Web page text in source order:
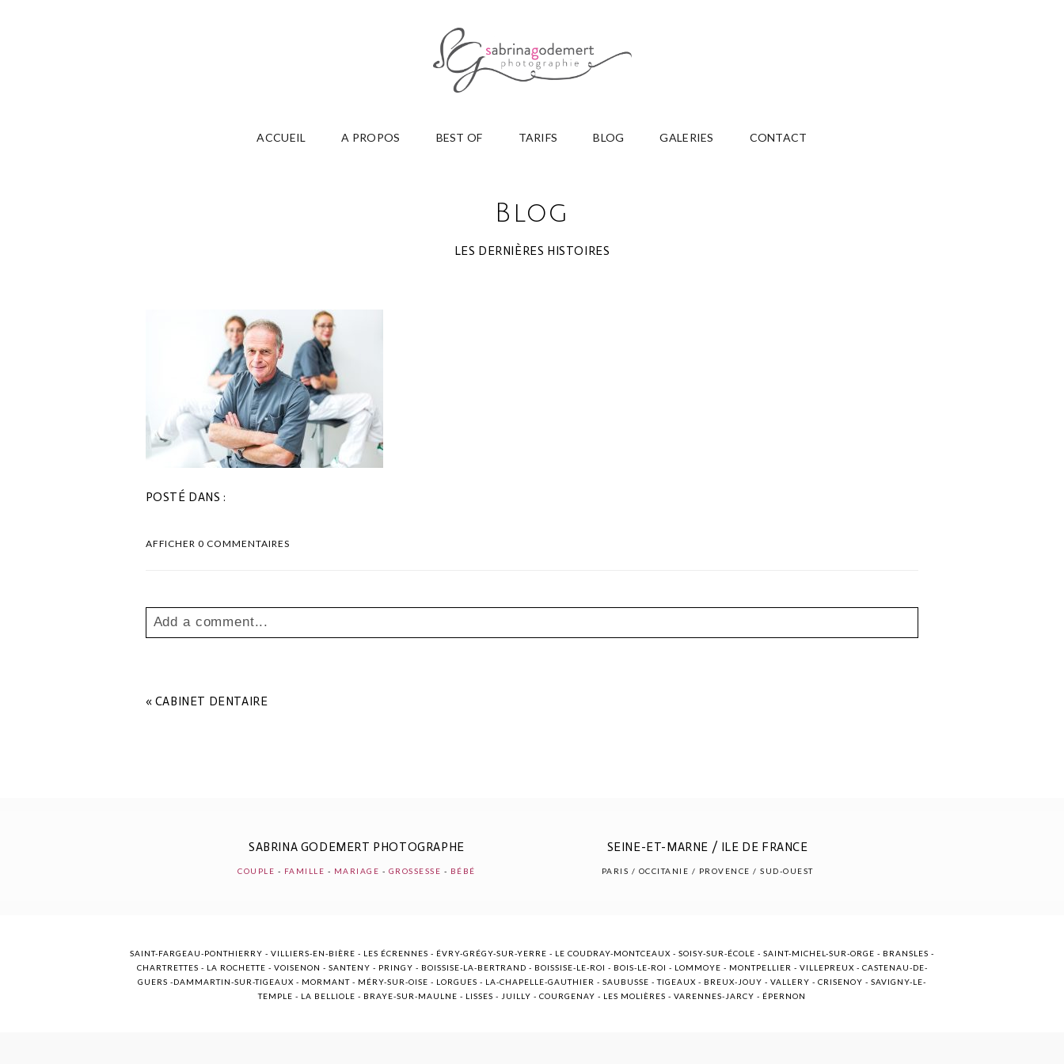
ACCUEIL A PROPOS BEST OF TARIFS BLOG GALERIES CONTACT
Blog
LES DERNIÈRES HISTOIRES
POSTÉ DANS :
AFFICHER0 COMMENTAIRES
Add a comment...
« CABINET DENTAIRE
SABRINA GODEMERT PHOTOGRAPHE
COUPLE - FAMILLE - MARIAGE - GROSSESSE - BÉBÉ
SEINE-ET-MARNE / ILE DE FRANCE
PARIS / OCCITANIE / PROVENCE / SUD-OUEST
SAINT-FARGEAU-PONTHIERRY - VILLIERS-EN-BIÈRE - LES ÉCRENNES - ÉVRY-GRÉGY-SUR-YERRE - LE COUDRAY-MONTCEAUX - SOISY-SUR-ÉCOLE - SAINT-MICHEL-SUR-ORGE - BRANSLES -
CHARTRETTES - LA ROCHETTE - VOISENON - SANTENY - PRINGY - BOISSISE-LA-BERTRAND - BOISSISE-LE-ROI - BOIS-LE-ROI - LOMMOYE - MONTPELLIER - VILLEPREUX - CASTENAU-DE-
GUERS -DAMMARTIN-SUR-TIGEAUX - MORMANT - MÉRY-SUR-OISE - LORGUES - LA-CHAPELLE-GAUTHIER - SAUBUSSE - TIGEAUX - BREUX-JOUY - VALLERY - CRISENOY - SAVIGNY-LE-
TEMPLE - LA BELLIOLE - BRAYE-SUR-MAULNE - LISSES - JUILLY - COURGENAY - LES MOLIÈRES - VARENNES-JARCY - ÉPERNON